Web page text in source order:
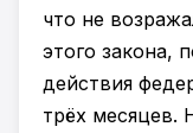
что не
этого закона,
действия
трёх месяцев.